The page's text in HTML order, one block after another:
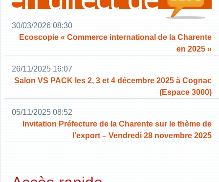
30/03/2026 08:30
Ecoscopie « Commerce international de la Charente
en 2025 »
26/11/2025 16:07
Salon VS PACK les 2, 3 et 4 décembre 2025 à Cognac
(Espace 3000)
05/11/2025 08:52
Invitation Préfecture de la Charente sur le thème de
l’export – Vendredi 28 novembre 2025